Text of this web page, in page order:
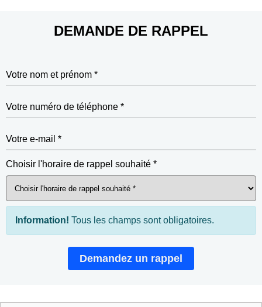
DEMANDE DE RAPPEL
Votre nom et prénom *
Votre numéro de téléphone *
Votre e-mail *
Choisir l'horaire de rappel souhaité *
Information! Tous les champs sont obligatoires.
Demandez un rappel